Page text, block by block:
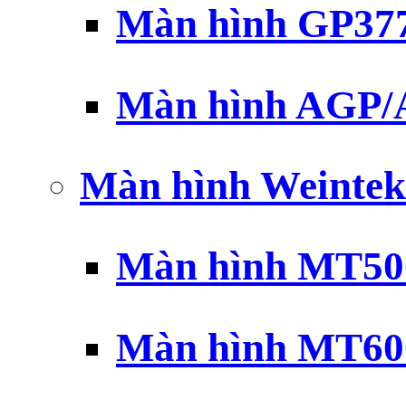
Màn hình
Màn hình AGP/
Màn hình
Màn hình
Màn hình